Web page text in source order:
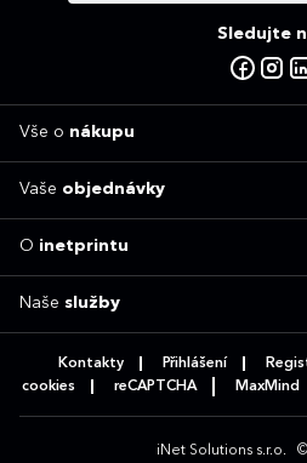
Sledujte
Vše o nákupu
Vaše objednávky
O inetprintu
Naše služby
Kontakty Přihlášení
cookies
reCAPTCHA MaxMind
iNet Solutions s.r.o.